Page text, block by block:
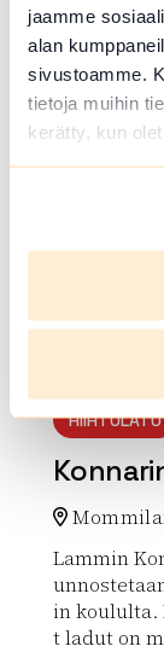
jaamme
alan
sivustoamme.
tietoja muihin
kerätty, kun
Lue lisää
HIIHTOLATU
Lammin
in koululta.
t ladut on